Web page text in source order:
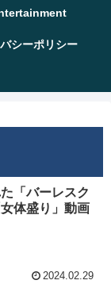
シーポリシー
「バーレスク
体盛り」動画
2024.02.29